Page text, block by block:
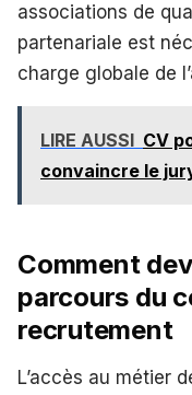
associations de
partenariale est
charge globale de
LIRE AUSSI CV
convaincre le
Comment
parcours du
recrutement
L’accès au métier